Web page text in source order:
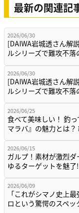
最新の関連記
2026/06/30
[DAIWA岩城透さん解
ルシリーズで難攻不
2026/06/30
[DAIWA岩城透さん解
ルシリーズで難攻不
2026/06/25
食べて美味しい！ 釣
マラバ』の魅力とは
2026/06/15
ガルプ！素材が激烈
ゆるターゲットを魅了
2026/06/09
「これがシマノ史上
ロという驚愕のスペ